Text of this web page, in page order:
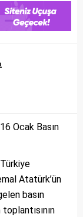
Ocak Basın
Atatürk’ün
basın